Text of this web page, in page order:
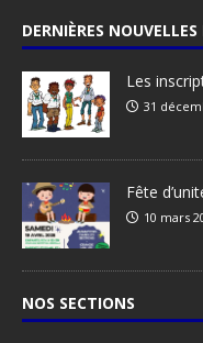
DERNIÈRES NOUVELLES
Les
31
Fête
10 mars
NOS SECTIONS